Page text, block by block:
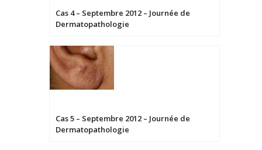
Cas 4 – Septembre 2012 – Journée de
Dermatopathologie
Cas 5 – Septembre 2012 – Journée de
Dermatopathologie